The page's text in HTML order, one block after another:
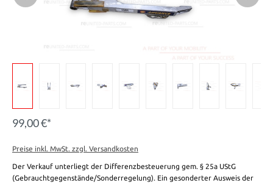
99,00 €*
Preise inkl. MwSt. zzgl. Versandkosten
Der Verkauf unterliegt der Differenzbesteuerung gem. § 25a UStG
(Gebrauchtgegenstände/Sonderregelung). Ein gesonderter Ausweis der